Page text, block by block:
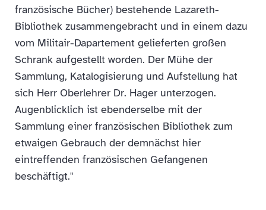
französische Bücher) bestehende Lazareth-
Bibliothek zusammengebracht und in einem dazu
vom Militair-Dapartement gelieferten großen
Schrank aufgestellt worden. Der Mühe der
Sammlung, Katalogisierung und Aufstellung hat
sich Herr Oberlehrer Dr. Hager unterzogen.
Augenblicklich ist ebenderselbe mit der
Sammlung einer französischen Bibliothek zum
etwaigen Gebrauch der demnächst hier
eintreffenden französischen Gefangenen
beschäftigt."